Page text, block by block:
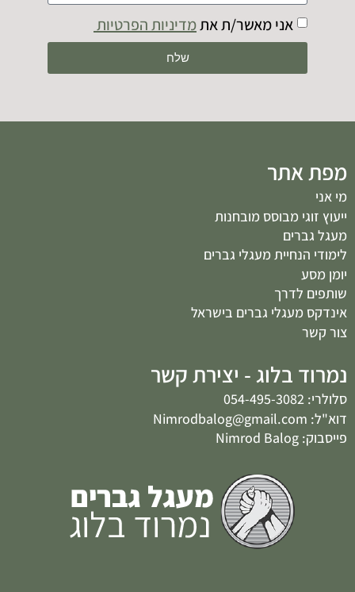
אני מאשר/ת אתמדיניות הפרטיות
שלח
מפת אתר
מי אני
ייעוץ זוגי מבוסס מובחנות
מעגל גברים
לימודי הנחיית מעגלי גברים
יומן מסע
שותפים לדרך
אינדקס מעגלי גברים בישראל
צור קשר
נמרוד בלוג - יצירת קשר
סלולרי: 054-495-3082
דוא"ל: Nimrodbalog@gmail.com
פייסבוק: Nimrod Balog